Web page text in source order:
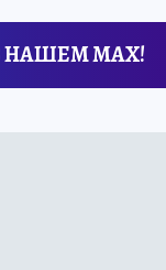
НАШЕМ MAX!